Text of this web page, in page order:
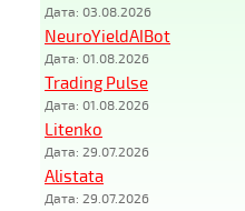
Дата: 03.08.2026
NeuroYieldAIBot
Дата: 01.08.2026
Trading Pulse
Дата: 01.08.2026
Litenko
Дата: 29.07.2026
Alistata
Дата: 29.07.2026